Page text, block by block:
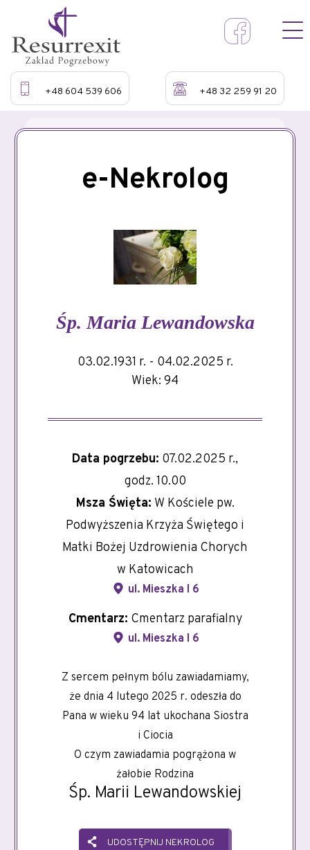
+48 604 539 606 +48 32 259 91 20
e-Nekrolog
Śp. Maria Lewandowska
03.02.1931 r. - 04.02.2025 r.
Wiek: 94
Data pogrzebu: 07.02.2025 r.,
godz. 10.00
Msza Święta: W Kościele pw.
Podwyższenia Krzyża Świętego i
Matki Bożej Uzdrowienia Chorych
w Katowicach
ul. Mieszka I 6
Cmentarz: Cmentarz parafialny
ul. Mieszka I 6
Z sercem pełnym bólu zawiadamiamy,
że dnia 4 lutego 2025 r. odeszła do
Pana w wieku 94 lat ukochana Siostra
i Ciocia
O czym zawiadamia pogrążona w
żałobie Rodzina
Śp. Marii Lewandowskiej
UDOSTĘPNIJ NEKROLOG